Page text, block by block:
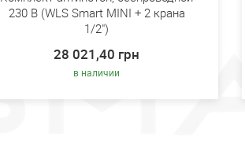
230 В (WLS Smart MINI + 2 крана
1/2")
28 021,40 грн
в наличии